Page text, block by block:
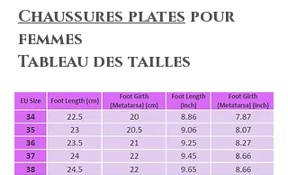
Chaussures plates pour
femmes
Tableau des tailles